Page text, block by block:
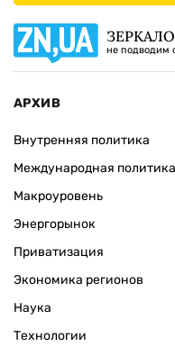
не подводим
АРХИВ
Внутренняя политика
Международная политика
Макроуровень
Энергорынок
Приватизация
Экономика регионов
Наука
Технологии